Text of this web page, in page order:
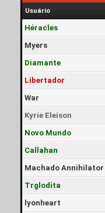
Usuário
Héracles
Myers
Diamante
Libertador
War
Kyrie Eleison
Novo Mundo
Callahan
Machado Annihilator
Trglodita
lyonheart